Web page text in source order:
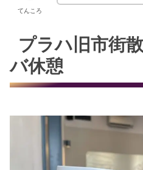
てんころ
プラハ旧市街
バ休憩